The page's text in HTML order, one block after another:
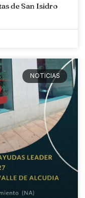
de San Isidro
NOTICIAS